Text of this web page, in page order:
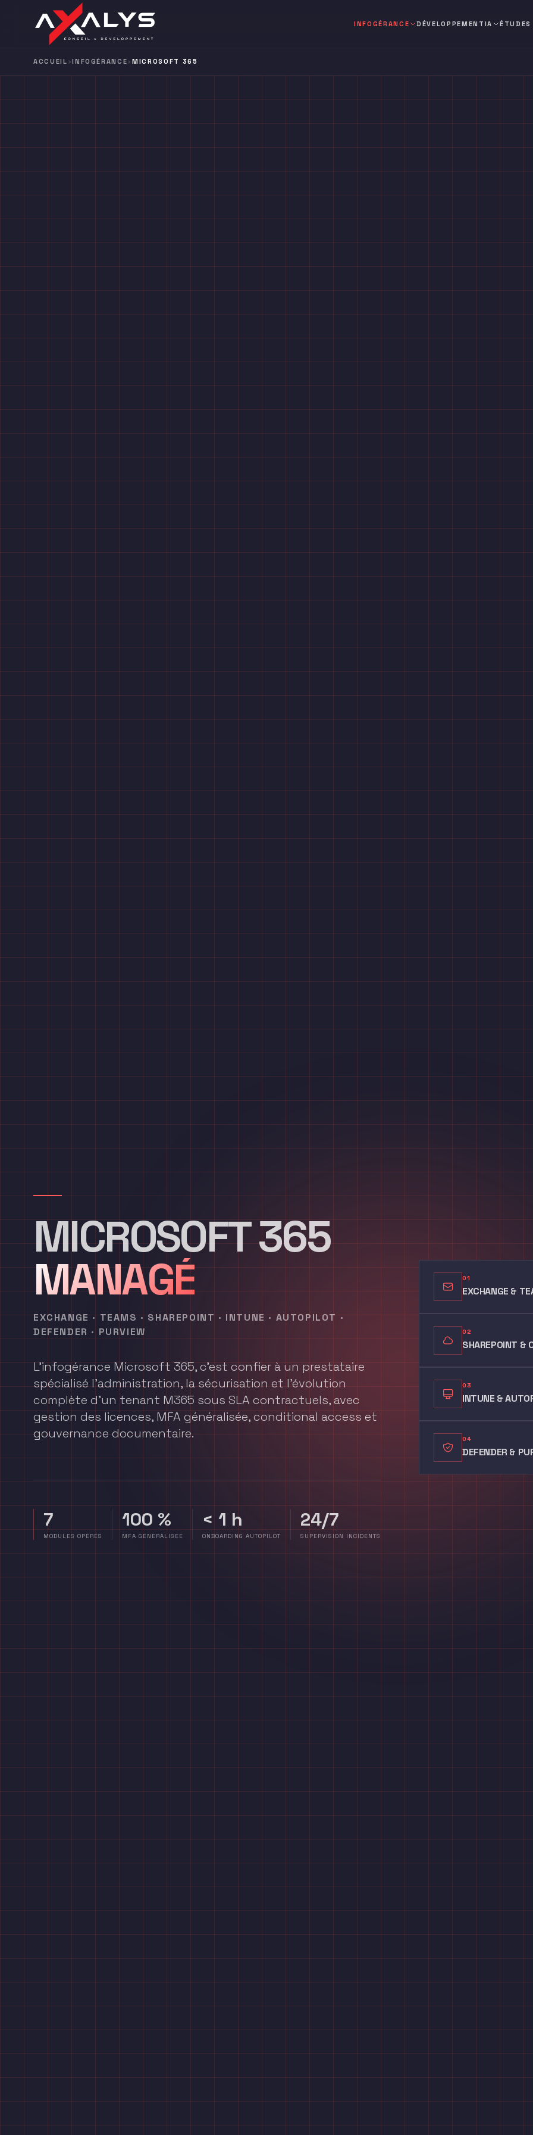
INFOGÉRANCE DÉVELOPPEMENT IA
ACCUEIL ›INFOGÉRANCE›MICROSOFT 365
MICROSOFT 365
MANAGÉ
EXCHANGE · TEAMS · SHAREPOINT · INTUNE · AUTOPILOT ·
DEFENDER · PURVIEW
L'infogérance Microsoft 365, c'est confier à un prestataire
spécialisé l'administration, la sécurisation et l'évolution
complète d'un tenant M365 sous SLA contractuels, avec
gestion des licences, MFA généralisée, conditional access et
gouvernance documentaire.
7
MODULES OPÉRÉS
100 %
MFA GÉNÉRALISÉE
< 1 h
ONBOARDING AUTOPILOT
24/7
SUPERVISION INCIDENTS
01
EXCHANGE &
02
SHAREPOINT &
03
INTUNE &
04
DEFENDER &